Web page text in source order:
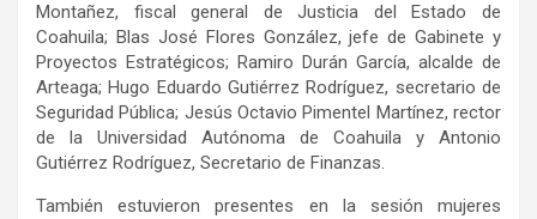
Montañez, fiscal general de Justicia del Estado de
Coahuila; Blas José Flores González, jefe de Gabinete y
Proyectos Estratégicos; Ramiro Durán García, alcalde de
Arteaga; Hugo Eduardo Gutiérrez Rodríguez, secretario de
Seguridad Pública; Jesús Octavio Pimentel Martínez, rector
de la Universidad Autónoma de Coahuila y Antonio
Gutiérrez Rodríguez, Secretario de Finanzas.
También estuvieron presentes en la sesión mujeres